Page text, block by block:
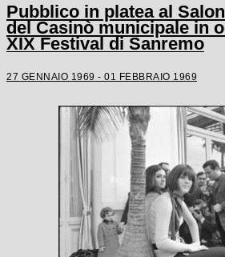
Pubblico in platea al
del Casinò municipale in
XIX Festival di Sanremo
27 GENNAIO 1969 - 01 FEBBRAIO 1969